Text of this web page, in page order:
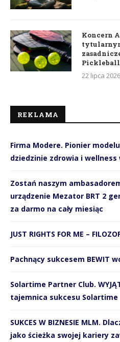
Koncern
Pickleball
22 lipca 2026
REKLAMA
Firma Modere. Pionier
dziedzinie zdrowia i
Zostań naszym
urządzenie Mezator BRT 2
za darmo na cały miesiąc
JUST RIGHTS FOR ME –
Pachnący sukcesem BEWIT
Solartime Partner Club.
tajemnica sukcesu Solartime
SUKCES W BIZNESIE MLM.
jako ścieżka swojej kariery